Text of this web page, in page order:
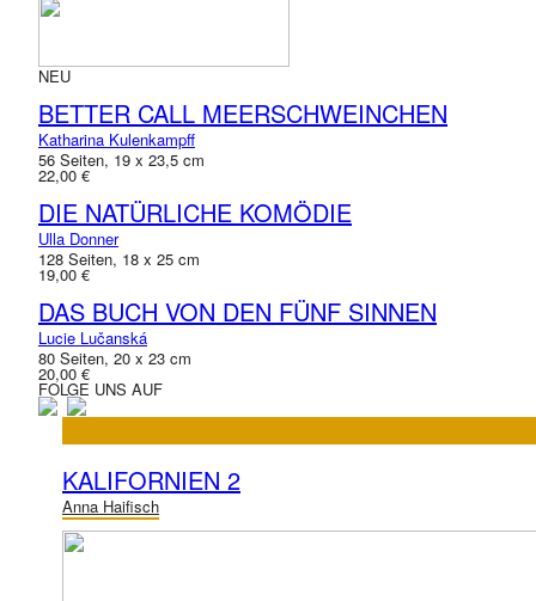
NEU
BETTER CALL MEERSCHWEINCHEN
Katharina Kulenkampff
56 Seiten, 19 x 23,5 cm
22,00 €
DIE NATÜRLICHE KOMÖDIE
Ulla Donner
128 Seiten, 18 x 25 cm
19,00 €
DAS BUCH VON DEN FÜNF SINNEN
Lucie Lučanská
80 Seiten, 20 x 23 cm
20,00 €
FOLGE UNS AUF
KALIFORNIEN 2
Anna Haifisch